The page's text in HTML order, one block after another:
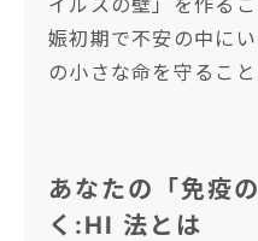
イルスの壁」を作る
娠初期で不安の中に
の小さな命を守ること
あなたの「免疫
く:HI 法とは